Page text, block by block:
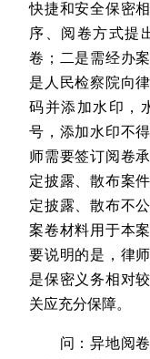
快捷和安全保密
序、阅卷方式提
卷；二是需经办
是人民检察院向
码并添加水印，
号，添加水印不
师需要签订阅卷
定披露、散布案
定披露、散布不
案卷材料用于本
要说明的是，律
是保密义务相对
关应充分保障。
问：异地阅卷